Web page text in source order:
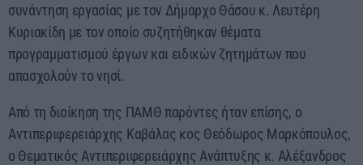
συνάντηση εργασίας με τον Δήμαρχο Θάσου κ. Λευτέρη
Κυριακίδη με τον οποίο συζητήθηκαν θέματα
προγραμματισμού έργων και ειδικών ζητημάτων που
απασχολούν το νησί.
Από τη διοίκηση της ΠΑΜΘ παρόντες ήταν επίσης, ο
Αντιπεριφερειάρχης Καβάλας κος Θεόδωρος Μαρκόπουλος,
ο Θεματικός Αντιπεριφερειάρχης Ανάπτυξης κ. Αλέξανδρος